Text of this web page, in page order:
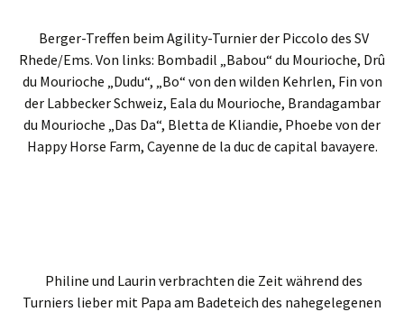
Berger-Treffen beim Agility-Turnier der Piccolo des SV
Rhede/Ems. Von links: Bombadil „Babou“ du Mourioche, Drû
du Mourioche „Dudu“, „Bo“ von den wilden Kehrlen, Fin von
der Labbecker Schweiz, Eala du Mourioche, Brandagambar
du Mourioche „Das Da“, Bletta de Kliandie, Phoebe von der
Happy Horse Farm, Cayenne de la duc de capital bavayere.
Philine und Laurin verbrachten die Zeit während des
Turniers lieber mit Papa am Badeteich des nahegelegenen